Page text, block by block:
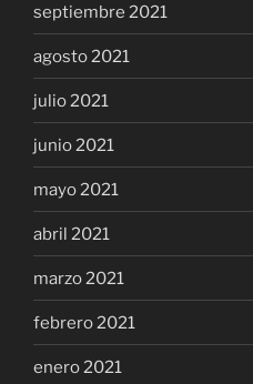
septiembre 2021
agosto 2021
julio 2021
junio 2021
mayo 2021
abril 2021
marzo 2021
febrero 2021
enero 2021